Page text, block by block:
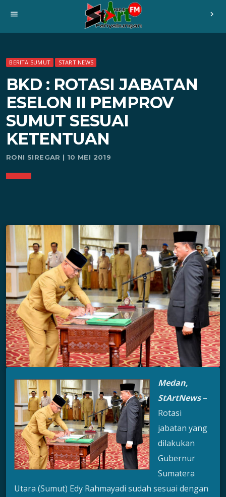
menu chevron_right
BERITA SUMUT START NEWS
BKD : ROTASI JABATAN
ESELON II PEMPROV
SUMUT SESUAI
KETENTUAN
RONI SIREGAR | 10 MEI 2019
Medan,
StArtNews–
Rotasi
jabatan yang
dilakukan
Gubernur
Sumatera
Utara (Sumut) Edy Rahmayadi sudah sesuai dengan